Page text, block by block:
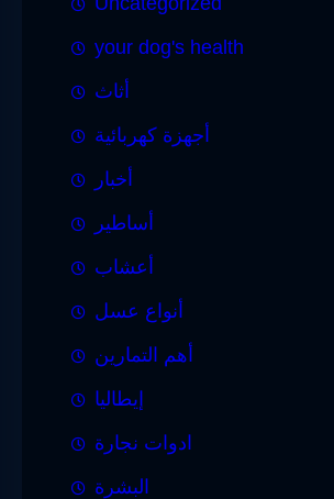
your dog's health
أثاث
أجهزة كهربائية
أخبار
أساطير
أعشاب
أنواع عسل
أهم التمارين
إيطاليا
ادوات نجارة
البشرة